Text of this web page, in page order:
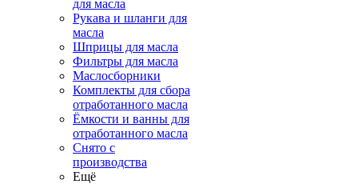
для масла
Рукава и шланги для
масла
Шприцы для масла
Фильтры для масла
Маслосборники
Комплекты для сбора
отработанного масла
Ёмкости и ванны для
отработанного масла
Снято с
производства
Ещё